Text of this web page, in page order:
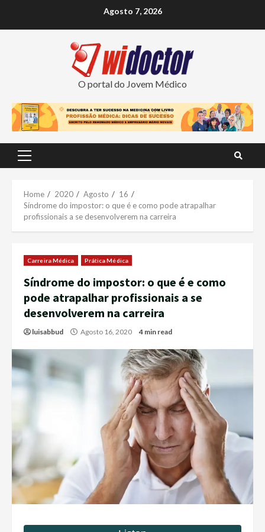
Agosto 7, 2026
O portal do Jovem Médico
Primary
Home 2020 Agosto
16
Síndrome do impostor: o que é e como pode atrapalhar
profissionais a se desenvolverem na carreira
Carreira Médica Prática Médica
Síndrome do impostor: o que é e como
pode atrapalhar profissionais a se
desenvolverem na carreira
luisabbud Agosto 16, 2020 4 min read